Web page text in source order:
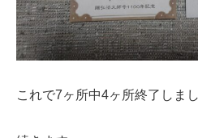
これで7ヶ所中4ヶ所終了しま